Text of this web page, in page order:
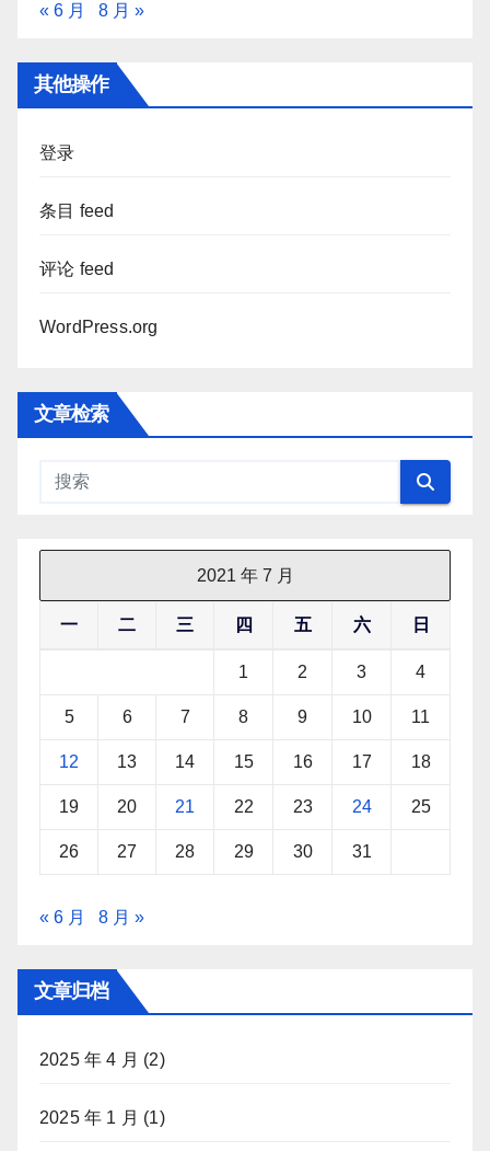
« 6 月 8 月 »
其他操作
登录
条目 feed
评论 feed
WordPress.org
文章检索
2021 年 7 月
一 二 三 四 五 六 日
1 2 3 4
5 6 7 8 9 10 11
12 13 14 15 16 17 18
19 20 21 22 23 24 25
26 27 28 29 30 31
« 6 月 8 月 »
文章归档
2025 年 4 月 (2)
2025 年 1 月 (1)